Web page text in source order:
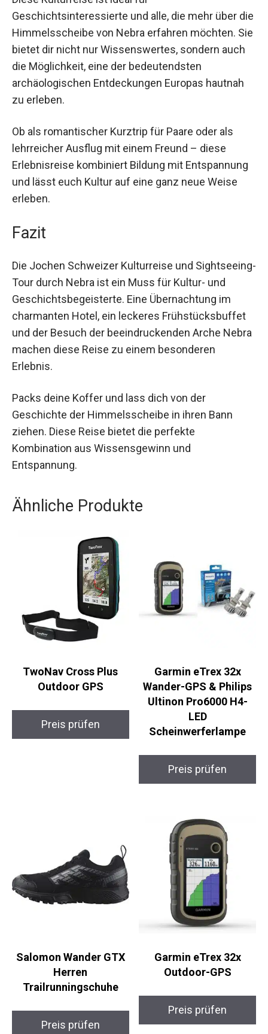
Diese Kulturreise ist ideal für
Geschichtsinteressierte und alle, die mehr über
die Himmelsscheibe von Nebra erfahren
möchten. Sie bietet dir nicht nur Wissenswertes,
sondern auch die Möglichkeit, eine der
bedeutendsten archäologischen Entdeckungen
Ob als romantischer Kurztrip für Paare oder als
lehrreicher Ausflug mit einem Freund – diese
Erlebnisreise kombiniert Bildung mit
Entspannung und lässt euch Kultur auf eine ganz
Fazit
Die Jochen Schweizer Kulturreise und
Sightseeing-Tour durch Nebra ist ein Muss für
Kultur- und Geschichtsbegeisterte. Eine
Übernachtung im charmanten Hotel, ein leckeres
Frühstücksbuffet und der Besuch der
beeindruckenden Arche Nebra machen diese
Packs deine Koffer und lass dich von der
Geschichte der Himmelsscheibe in ihren Bann
ziehen. Diese Reise bietet die perfekte
Kombination aus Wissensgewinn und
Ähnliche Produkte
TwoNav Cross Plus
Outdoor GPS
Preis prüfen
Garmin eTrex 32x
Wander-GPS & Philips
Ultinon Pro6000 H4-
LED
Scheinwerferlampe
Preis prüfen
Salomon Wander GTX
Herren
Trailrunningschuhe
Preis prüfen
Garmin eTrex 32x
Outdoor-GPS
Preis prüfen